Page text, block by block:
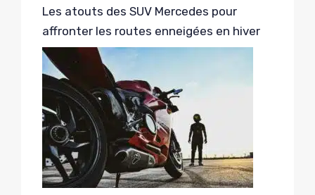
Les atouts des SUV Mercedes pour
affronter les routes enneigées en hiver